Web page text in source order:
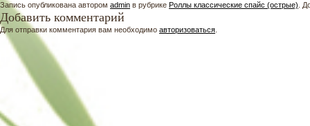
Запись опубликована автором admin в рубрике Роллы классические спайс (острые) .
Добавить комментарий
Для отправки комментария вам необходимо авторизоваться